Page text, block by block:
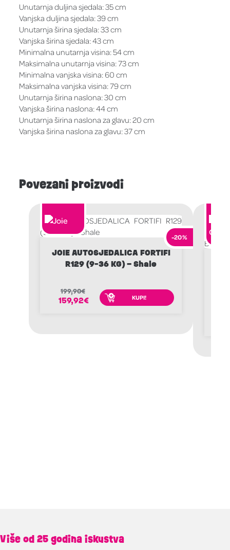
Unutarnja duljina sjedala: 35 cm
Vanjska duljina sjedala: 39 cm
Unutarnja širina sjedala: 33 cm
Vanjska širina sjedala: 43 cm
Minimalna unutarnja visina: 54 cm
Maksimalna unutarnja visina: 73 cm
Minimalna vanjska visina: 60 cm
Maksimalna vanjska visina: 79 cm
Unutarnja širina naslona: 30 cm
Vanjska širina naslona: 44 cm
Unutarnja širina naslona za glavu: 20 cm
Vanjska širina naslona za glavu: 37 cm
Povezani proizvodi
-20%
JOIE AUTOSJEDALICA FORTIFI
R129 (9-36 KG) – Shale
199,90€
159,92€ KUPI!
Više od 25 godina iskustva